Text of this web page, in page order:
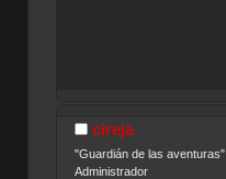
cireja
"Guardián de las aventuras"
Administrador